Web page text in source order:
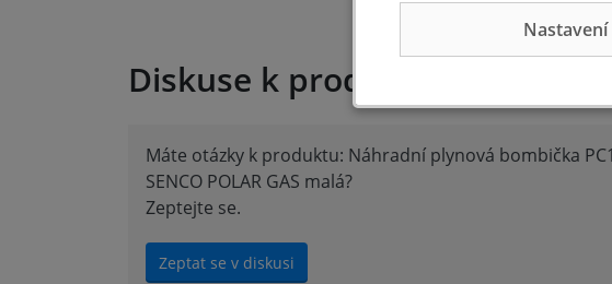
Diskuse k produktu (0)
Máte otázky k produktu: Náhradní plynová bombička
SENCO POLAR GAS malá?
Zeptejte se.
Zeptat se v diskusi
Nastavení